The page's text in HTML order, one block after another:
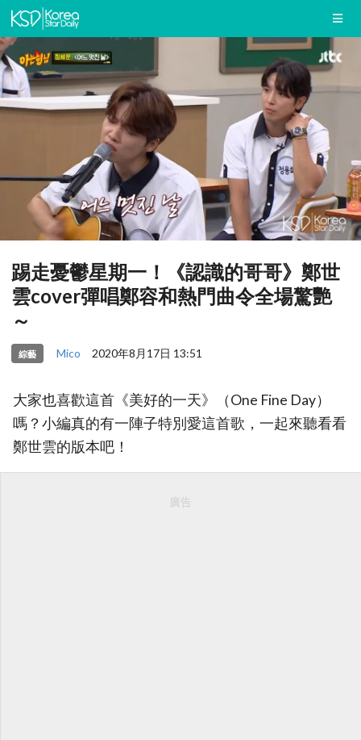
踢走憂鬱星期一！《認識的哥哥》鄭世
雲cover彈唱鄭容和熱門曲令全場驚艷
～
綜藝 Mico 2020年8月17日 13:51
大家也喜歡這首《美好的一天》（One Fine Day）
嗎？小編真的有一陣子特別愛這首歌，一起來聽看看
鄭世雲的版本吧！
廣告